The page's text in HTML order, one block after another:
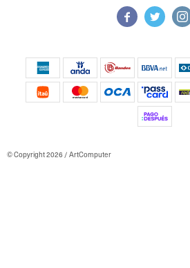
  
© Copyright 2026 / ArtComputer